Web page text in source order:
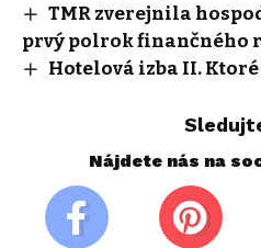
TMR zverejnila
prvý polrok finančného
Hotelová izba II.
Nájdete nás na